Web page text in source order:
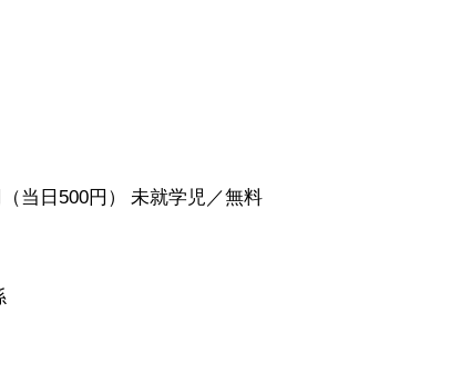
当日500円） 未就学児／無料